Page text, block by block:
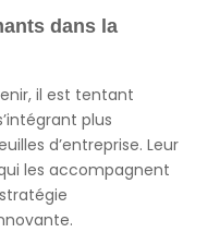
dans la
il est tentant
plus
d’entreprise. Leur
les accompagnent